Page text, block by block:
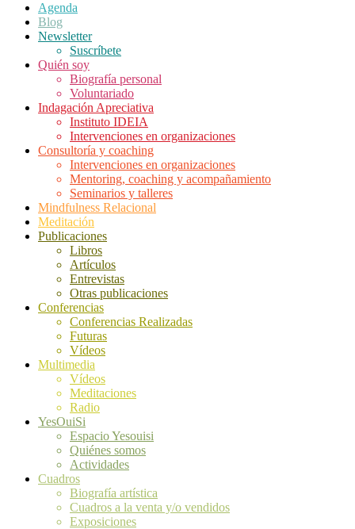
Agenda
Blog
Newsletter
Suscríbete
Quién soy
Biografía personal
Voluntariado
Indagación Apreciativa
Instituto IDEIA
Intervenciones en organizaciones
Consultoría y coaching
Intervenciones en organizaciones
Mentoring, coaching y acompañamiento
Seminarios y talleres
Mindfulness Relacional
Meditación
Publicaciones
Libros
Artículos
Entrevistas
Otras publicaciones
Conferencias
Conferencias Realizadas
Futuras
Vídeos
Multimedia
Vídeos
Meditaciones
Radio
YesOuiSi
Espacio Yesouisi
Quiénes somos
Actividades
Cuadros
Biografía artística
Cuadros a la venta y/o vendidos
Exposiciones